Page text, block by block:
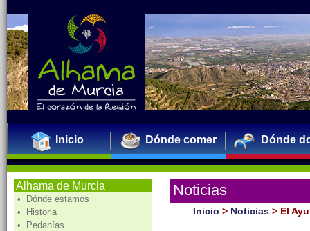
Inicio Dónde comer Dónde
Alhama de Murcia
• Dónde estamos
• Historia
• Pedanías
Noticias
Inicio > Noticias > El